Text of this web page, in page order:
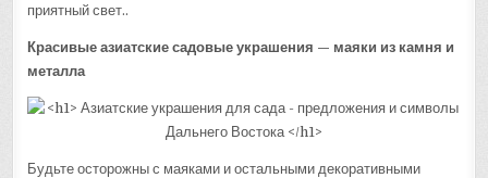
приятный свет..
Красивые азиатские садовые украшения — маяки из камня и
металла
Будьте осторожны с маяками и остальными декоративными